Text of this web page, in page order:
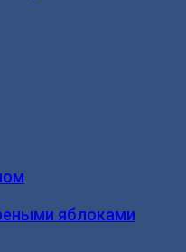
яблоками